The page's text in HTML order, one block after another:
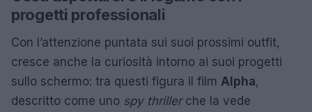
progetti professionali
Con l’attenzione puntata sui suoi prossimi outfit,
cresce anche la curiosità intorno ai suoi progetti
sullo schermo: tra questi figura il film Alpha,
descritto come uno spy thrillerche la vede